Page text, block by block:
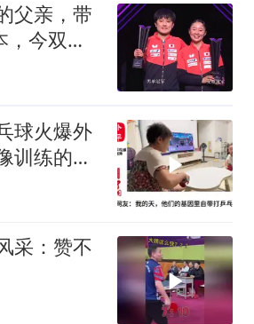
父亲，带
，今双双
球火爆外
训练的，
采：赞不